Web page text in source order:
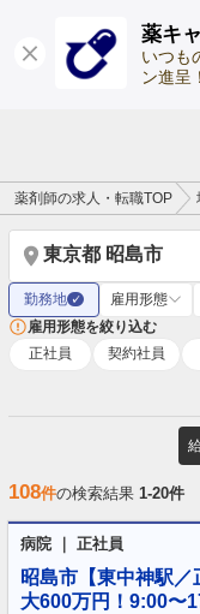
薬キ
いつも
ン進呈！
薬剤師の求人・転職TOP
東京都 昭島市
勤務地 ✓ 雇用形態
雇用形態を絞り込む
正社員
契約社員
108件の検索結果 1-20件
病院 ｜ 正社員
昭島市【東中神駅
大600万円！9:00〜